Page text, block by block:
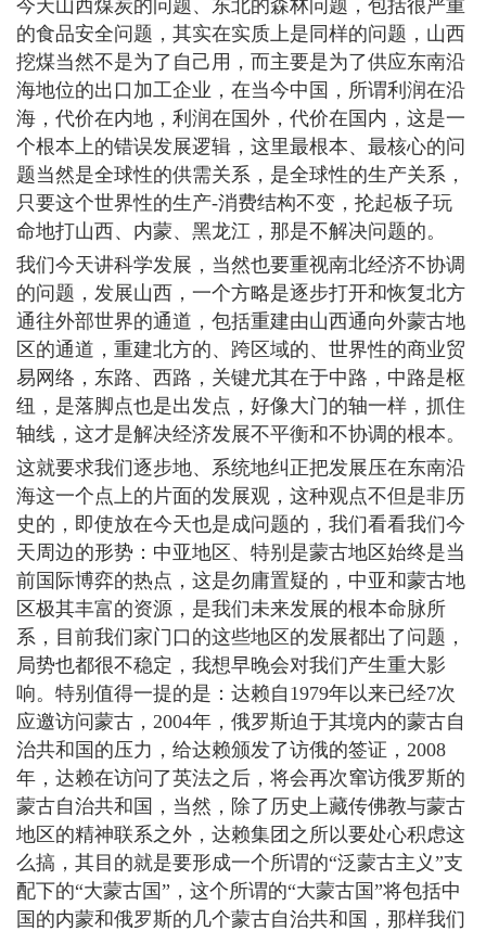
今天山西煤炭的问题、东北的森林问题，包括很严重
的食品安全问题，其实在实质上是同样的问题，山西
挖煤当然不是为了自己用，而主要是为了供应东南沿
海地位的出口加工企业，在当今中国，所谓利润在沿
海，代价在内地，利润在国外，代价在国内，这是一
个根本上的错误发展逻辑，这里最根本、最核心的问
题当然是全球性的供需关系，是全球性的生产关系，
只要这个世界性的生产-消费结构不变，抡起板子玩
命地打山西、内蒙、黑龙江，那是不解决问题的。
我们今天讲科学发展，当然也要重视南北经济不协调
的问题，发展山西，一个方略是逐步打开和恢复北方
通往外部世界的通道，包括重建由山西通向外蒙古地
区的通道，重建北方的、跨区域的、世界性的商业贸
易网络，东路、西路，关键尤其在于中路，中路是枢
纽，是落脚点也是出发点，好像大门的轴一样，抓住
轴线，这才是解决经济发展不平衡和不协调的根本。
这就要求我们逐步地、系统地纠正把发展压在东南沿
海这一个点上的片面的发展观，这种观点不但是非历
史的，即使放在今天也是成问题的，我们看看我们今
天周边的形势：中亚地区、特别是蒙古地区始终是当
前国际博弈的热点，这是勿庸置疑的，中亚和蒙古地
区极其丰富的资源，是我们未来发展的根本命脉所
系，目前我们家门口的这些地区的发展都出了问题，
局势也都很不稳定，我想早晚会对我们产生重大影
响。特别值得一提的是：达赖自1979年以来已经7次
应邀访问蒙古，2004年，俄罗斯迫于其境内的蒙古自
治共和国的压力，给达赖颁发了访俄的签证，2008
年，达赖在访问了英法之后，将会再次窜访俄罗斯的
蒙古自治共和国，当然，除了历史上藏传佛教与蒙古
地区的精神联系之外，达赖集团之所以要处心积虑这
么搞，其目的就是要形成一个所谓的“泛蒙古主义”支
配下的“大蒙古国”，这个所谓的“大蒙古国”将包括中
国的内蒙和俄罗斯的几个蒙古自治共和国，那样我们